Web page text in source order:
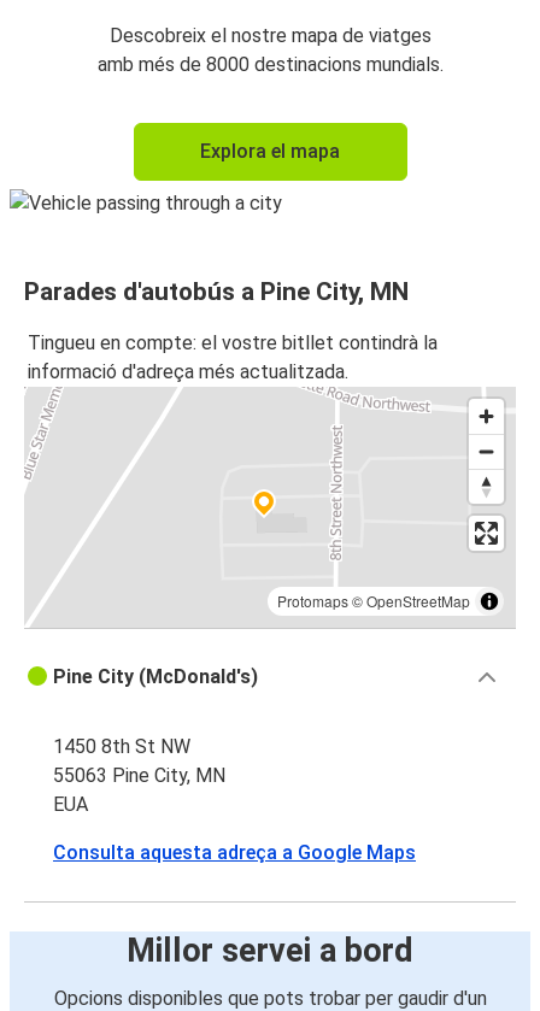
Descobreix el nostre mapa de viatges
amb més de 8000 destinacions mundials.
Explora el mapa
Parades d'autobús a Pine City, MN
Tingueu en compte: el vostre bitllet contindrà la
informació d'adreça més actualitzada.
Protomaps©OpenStreetMap
Pine City (McDonald's)
1450 8th St NW
55063 Pine City, MN
EUA
Consulta aquesta adreça a Google Maps
Millor servei a bord
Opcions disponibles que pots trobar per gaudir d'un